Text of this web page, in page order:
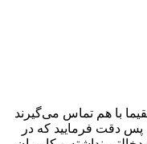
با هم تماس می‌گیرند
پس دقت فرمایید که در